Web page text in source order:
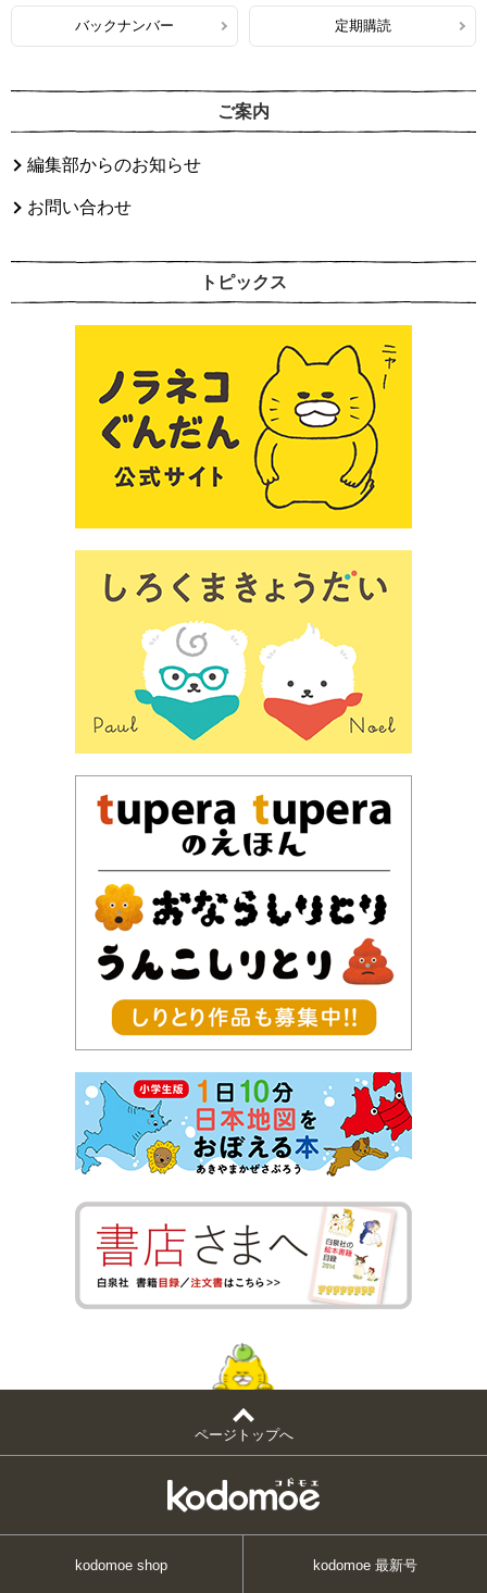
バックナンバー 定期購読
ご案内
編集部からのお知らせ
お問い合わせ
トピックス
ページトップへ
kodomoe shop kodomoe 最新号